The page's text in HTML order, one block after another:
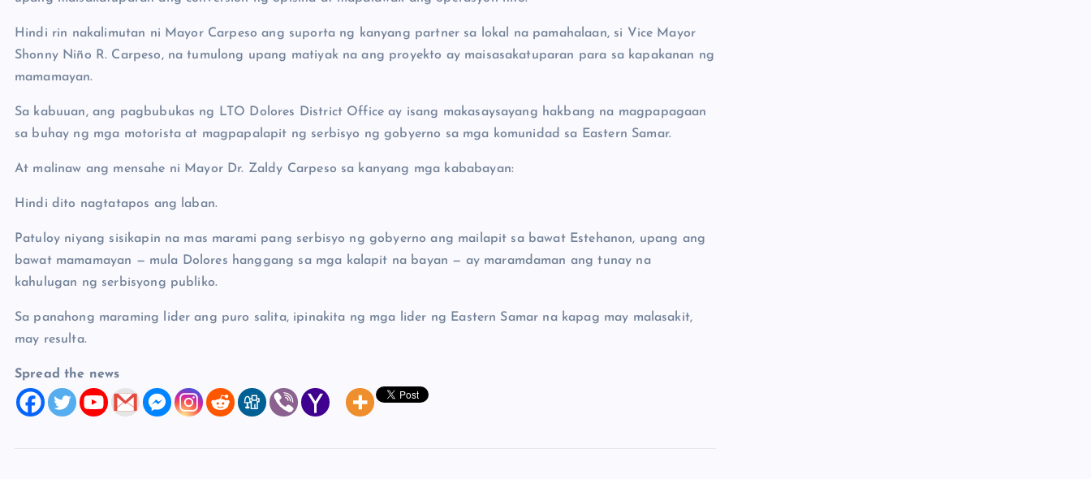
Hindi rin nakalimutan ni Mayor Carpeso ang suporta ng kanyang partner sa lokal na pamahalaan, si Vice Mayor
Shonny Niño R. Carpeso, na tumulong upang matiyak na ang proyekto ay maisasakatuparan para sa kapakanan ng
mamamayan.
Sa kabuuan, ang pagbubukas ng LTO Dolores District Office ay isang makasaysayang hakbang na magpapagaan
sa buhay ng mga motorista at magpapalapit ng serbisyo ng gobyerno sa mga komunidad sa Eastern Samar.
At malinaw ang mensahe ni Mayor Dr. Zaldy Carpeso sa kanyang mga kababayan:
Hindi dito nagtatapos ang laban.
Patuloy niyang sisikapin na mas marami pang serbisyo ng gobyerno ang mailapit sa bawat Estehanon, upang ang
bawat mamamayan — mula Dolores hanggang sa mga kalapit na bayan — ay maramdaman ang tunay na
kahulugan ng serbisyong publiko.
Sa panahong maraming lider ang puro salita, ipinakita ng mga lider ng Eastern Samar na kapag may malasakit,
may resulta.
Spread the news